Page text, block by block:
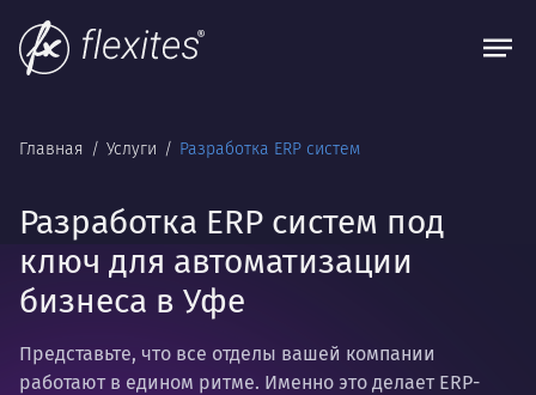
Главная Услуги Разработка ERP систем
Разработка ERP систем под
ключ для автоматизации
бизнеса в Уфе
Представьте, что все отделы вашей компании
работают в едином ритме. Именно это делает ERP-